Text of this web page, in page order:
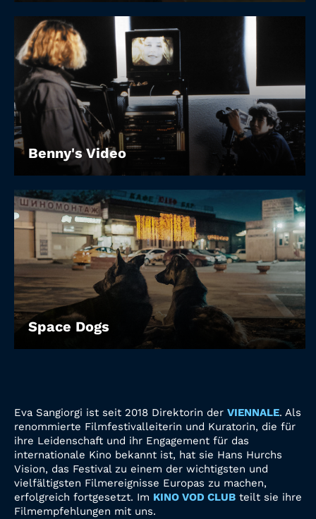
Eva Sangiorgi ist seit 2018 Direktorin der VIENNALE. Als
renommierte Filmfestivalleiterin und Kuratorin, die für
ihre Leidenschaft und ihr Engagement für das
internationale Kino bekannt ist, hat sie Hans Hurchs
Vision, das Festival zu einem der wichtigsten und
vielfältigsten Filmereignisse Europas zu machen,
erfolgreich fortgesetzt. Im KINO VOD CLUB teilt sie ihre
Filmempfehlungen mit uns.
Benny's Video
Space Dogs